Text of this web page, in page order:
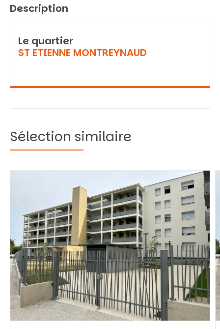
Vous recherchez&nbsp;:
Description
Le quartier
ST ETIENNE MONTREYNAUD
Sélection similaire